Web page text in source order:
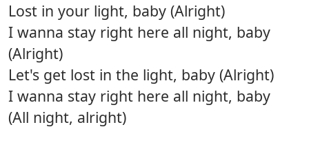
Lost in your light, baby (Alright)
I wanna stay right here all night, baby
(Alright)
Let's get lost in the light, baby (Alright)
I wanna stay right here all night, baby
(All night, alright)